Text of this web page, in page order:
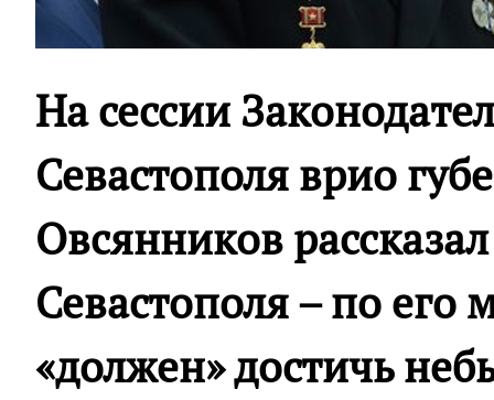
На сессии
Севастополя врио
Овсянников
Севастополя – по
«должен» достичь